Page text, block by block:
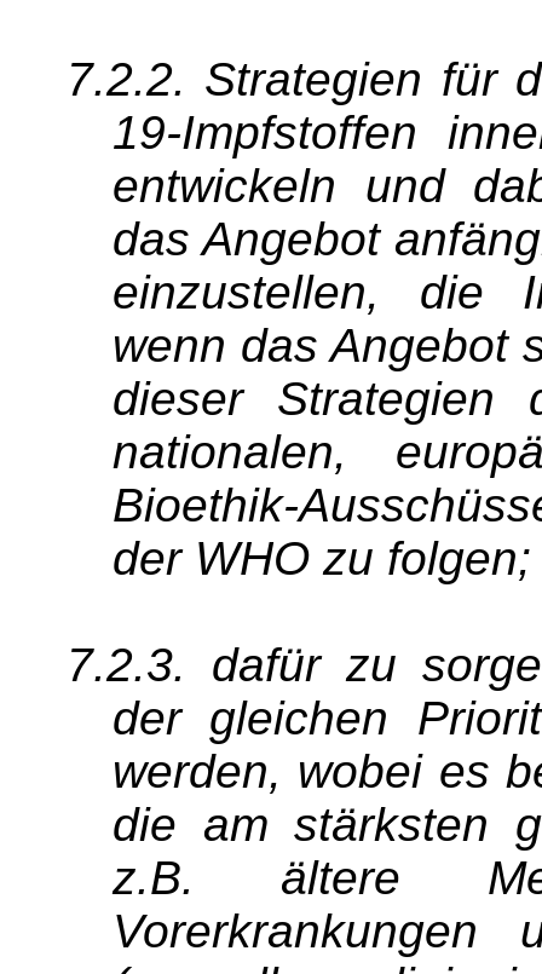
7.2.2. Strategien für
19-Impfstoffen
entwickeln und
das Angebot
einzustellen, die
wenn das Angebot
dieser Strategien
nationalen,
Bioethik-
der WHO zu folgen;
7.2.3. dafür zu
der gleichen
werden, wobei es
die am stärksten
z.B. ältere
Vorerkrankungen